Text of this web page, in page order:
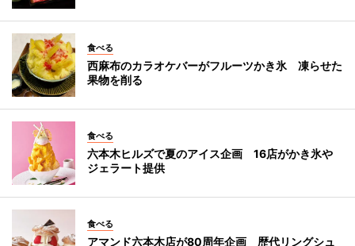
食べる
西麻布のカラオケバーがフルーツかき氷 凍らせた
果物を削る
食べる
六本木ヒルズで夏のアイス企画 16店がかき氷や
ジェラート提供
食べる
アマンド六本木店が80周年企画 歴代リングシュ